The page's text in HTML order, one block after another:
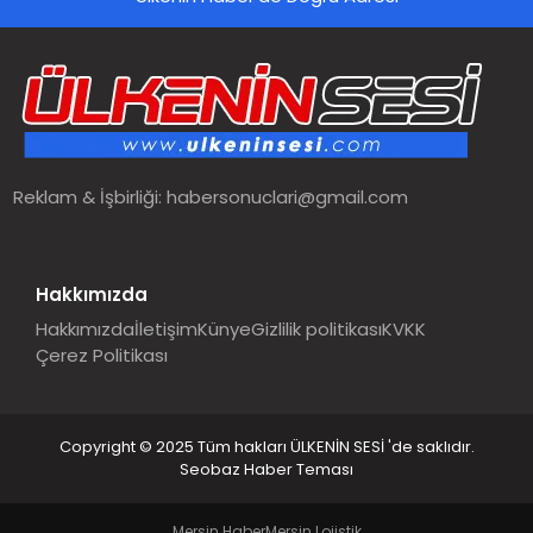
TEKNOLOJI
Reklam & İşbirliği:habersonuclari@gmail.com
Hakkımızda
HakkımızdaİletişimKünyeGizlilik politikasıKVKK
Çerez Politikası
Copyright © 2025 Tüm hakları ÜLKENİN SESİ 'de saklıdır.
Seobaz Haber Teması